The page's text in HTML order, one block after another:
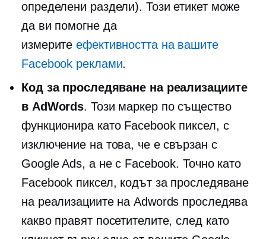
определени раздели). Този етикет може
да ви помогне да
измеритеефективността на вашите
Facebook реклами.
Код за проследяване на реализациите
в AdWords. Този маркер по същество
функционира като Facebook пиксел, с
изключение на това, че е свързан с
Google Ads, а не с Facebook. Точно като
Facebook пиксел, кодът за проследяване
на реализациите на Adwords проследява
какво правят посетителите, след като